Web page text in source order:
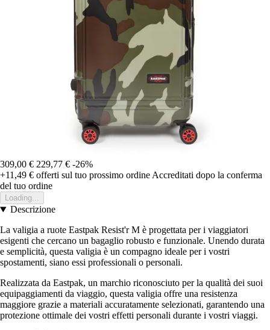
309,00 € 229,77 € -26%
+11,49 € offerti sul tuo prossimo ordine Accreditati dopo la conferma
del tuo ordine
Loading...
Descrizione
La valigia a ruote Eastpak Resist'r M è progettata per i viaggiatori
esigenti che cercano un bagaglio robusto e funzionale. Unendo durata
e semplicità, questa valigia è un compagno ideale per i vostri
spostamenti, siano essi professionali o personali.
Realizzata da Eastpak, un marchio riconosciuto per la qualità dei suoi
equipaggiamenti da viaggio, questa valigia offre una resistenza
maggiore grazie a materiali accuratamente selezionati, garantendo una
protezione ottimale dei vostri effetti personali durante i vostri viaggi.